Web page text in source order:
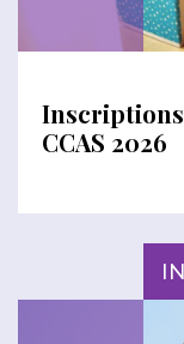
Inscriptions
CCAS 2026